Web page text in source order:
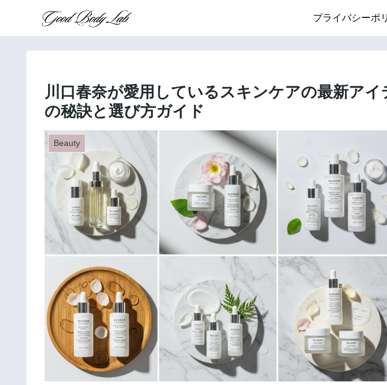
プライバシーポ
川口春奈が愛用しているスキンケアの最新アイ
の秘訣と選び方ガイド
Beauty